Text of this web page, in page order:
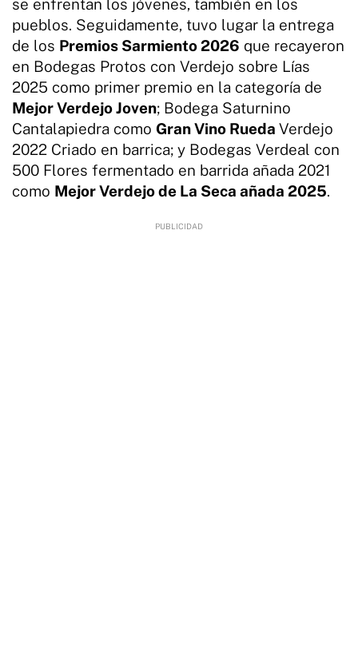
se enfrentan los jóvenes, también en los
pueblos. Seguidamente, tuvo lugar la entrega
de los Premios Sarmiento 2026 que recayeron
en Bodegas Protos con Verdejo sobre Lías
2025 como primer premio en la categoría de
Mejor Verdejo Joven; Bodega Saturnino
Cantalapiedra como Gran Vino Rueda Verdejo
2022 Criado en barrica; y Bodegas Verdeal con
500 Flores fermentado en barrida añada 2021
como Mejor Verdejo de La Seca añada 2025.